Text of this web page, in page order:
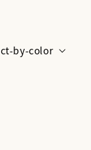
by-color